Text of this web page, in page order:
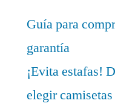
Guía para
garantía
¡Evita estafas!
elegir